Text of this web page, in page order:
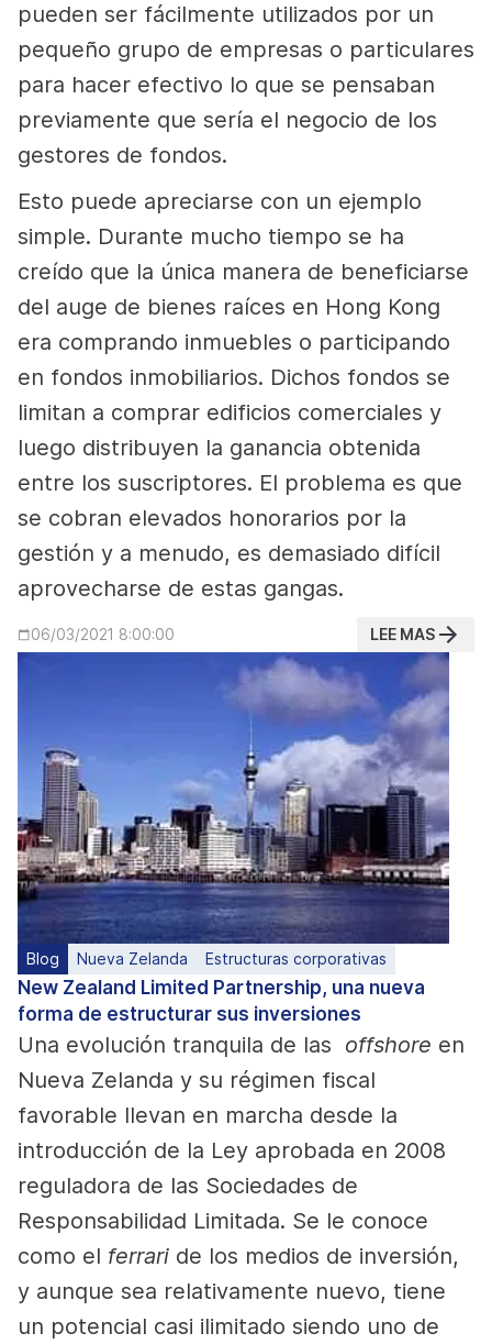
pueden ser fácilmente utilizados por un
pequeño grupo de empresas o particulares
para hacer efectivo lo que se pensaban
previamente que sería el negocio de los
gestores de fondos.
Esto puede apreciarse con un ejemplo
simple. Durante mucho tiempo se ha
creído que la única manera de beneficiarse
del auge de bienes raíces en Hong Kong
era comprando inmuebles o participando
en fondos inmobiliarios. Dichos fondos se
limitan a comprar edificios comerciales y
luego distribuyen la ganancia obtenida
entre los suscriptores. El problema es que
se cobran elevados honorarios por la
gestión y a menudo, es demasiado difícil
aprovecharse de estas gangas.
06/03/2021 8:00:00 LEE MAS
Blog Nueva Zelanda Estructuras corporativas
New Zealand Limited Partnership, una nueva
forma de estructurar sus inversiones
Una evolución tranquila de las offshore en
Nueva Zelanda y su régimen fiscal
favorable llevan en marcha desde la
introducción de la Ley aprobada en 2008
reguladora de las Sociedades de
Responsabilidad Limitada. Se le conoce
como el ferrari de los medios de inversión,
y aunque sea relativamente nuevo, tiene
un potencial casi ilimitado siendo uno de